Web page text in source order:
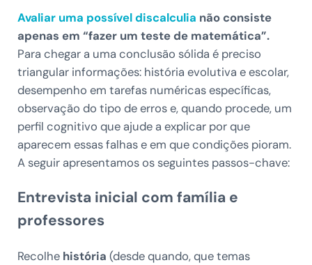
Avaliar uma possível discalculia não consiste
apenas em “fazer um teste de matemática”.
Para chegar a uma conclusão sólida é preciso
triangular informações: história evolutiva e escolar,
desempenho em tarefas numéricas específicas,
observação do tipo de erros e, quando procede, um
perfil cognitivo que ajude a explicar por que
aparecem essas falhas e em que condições pioram.
A seguir apresentamos os seguintes passos-chave:
Entrevista inicial com família e
professores
Recolhe história (desde quando, que temas